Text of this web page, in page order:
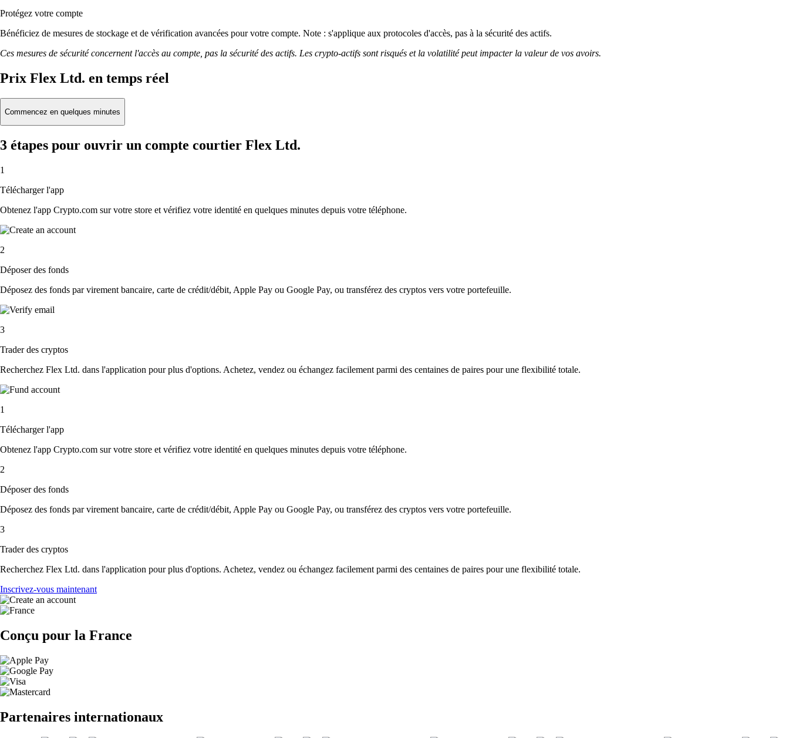
Protégez votre compte
Bénéficiez de mesures de stockage et de vérification avancées pour votre compte. Note : s'applique aux protocoles d'accès, pas à la sécurité des actifs.
Ces mesures de sécurité concernent l'accès au compte, pas la sécurité des actifs. Les crypto-actifs sont risqués et la volatilité peut impacter la valeur de vos avoirs.
Prix Flex Ltd. en temps réel
Commencez en quelques minutes
3 étapes pour ouvrir un compte courtier Flex Ltd.
1
Télécharger l'app
Obtenez l'app Crypto.com sur votre store et vérifiez votre identité en quelques minutes depuis votre téléphone.
2
Déposer des fonds
Déposez des fonds par virement bancaire, carte de crédit/débit, Apple Pay ou Google Pay, ou transférez des cryptos vers votre portefeuille.
3
Trader des cryptos
Recherchez Flex Ltd. dans l'application pour plus d'options. Achetez, vendez ou échangez facilement parmi des centaines de paires pour une flexibilité totale.
1
Télécharger l'app
Obtenez l'app Crypto.com sur votre store et vérifiez votre identité en quelques minutes depuis votre téléphone.
2
Déposer des fonds
Déposez des fonds par virement bancaire, carte de crédit/débit, Apple Pay ou Google Pay, ou transférez des cryptos vers votre portefeuille.
3
Trader des cryptos
Recherchez Flex Ltd. dans l'application pour plus d'options. Achetez, vendez ou échangez facilement parmi des centaines de paires pour une flexibilité totale.
Inscrivez-vous maintenant
Conçu pour la France
Partenaires internationaux